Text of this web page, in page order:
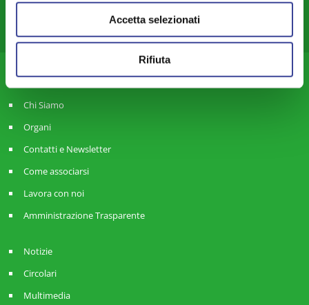
Accetta selezionati
Rifiuta
Commercio – Attività Produttive – Lavoro – Smart City-land
Anci Giovani Lombardia
ANCI Lombardia
Chi Siamo
Organi
Contatti e Newsletter
Come associarsi
Lavora con noi
Amministrazione Trasparente
Notizie
Circolari
Multimedia